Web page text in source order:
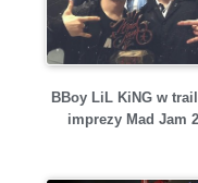
BBoy LiL KiNG w
imprezy Mad Jam